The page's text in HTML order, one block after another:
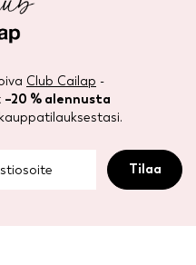
Club Cailap -
–20 % alennusta